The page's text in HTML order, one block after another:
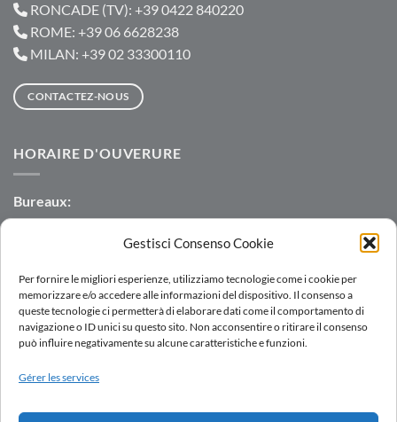
Gestisci Consenso Cookie
Per fornire le migliori esperienze, utilizziamo tecnologie come i cookie per
memorizzare e/o accedere alle informazioni del dispositivo. Il consenso a
queste tecnologie ci permetterà di elaborare dati come il comportamento di
navigazione o ID unici su questo sito. Non acconsentire o ritirare il consenso
può influire negativamente su alcune caratteristiche e funzioni.
Gérer les services
RONCADE (TV): +39 0422 840220
ROME: +39 06 6628238
MILAN: +39 02 33300110
CONTACTEZ-NOUS
HORAIRE D'OUVERURE
Bureaux:
Lun-Jeu: 8:30-12:30 | 13:30-17:30
Ven: 8:30-12:30 | 13:30-16:00
Entrepôt:
Lun-Ven: 7:00-12:00 | 13:00-16:00
RÉSEAU DE VENTE TRAVAILLER AVEC NOUS DOWNLOAD